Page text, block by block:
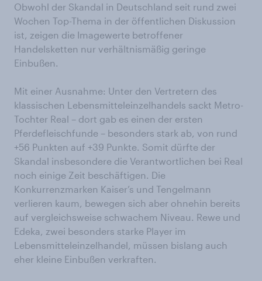
Obwohl der Skandal in Deutschland seit rund zwei
Wochen Top-Thema in der öffentlichen Diskussion
ist, zeigen die Imagewerte betroffener
Handelsketten nur verhältnismäßig geringe
Einbußen.
Mit einer Ausnahme: Unter den Vertretern des
klassischen Lebensmitteleinzelhandels sackt Metro-
Tochter Real – dort gab es einen der ersten
Pferdefleischfunde – besonders stark ab, von rund
+56 Punkten auf +39 Punkte. Somit dürfte der
Skandal insbesondere die Verantwortlichen bei Real
noch einige Zeit beschäftigen. Die
Konkurrenzmarken Kaiser’s und Tengelmann
verlieren kaum, bewegen sich aber ohnehin bereits
auf vergleichsweise schwachem Niveau. Rewe und
Edeka, zwei besonders starke Player im
Lebensmitteleinzelhandel, müssen bislang auch
eher kleine Einbußen verkraften.